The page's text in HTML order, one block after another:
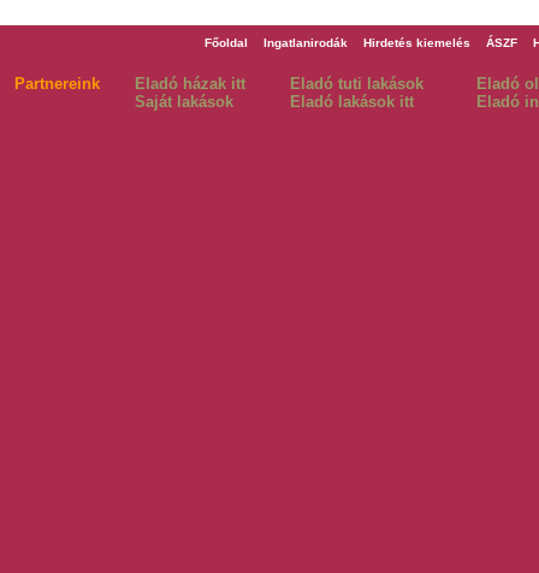
Főoldal Ingatlanirodák Hirdetés kiemelés ÁSZF
Partnereink Eladó házak itt Eladó tuti lakások
Eladó
Saját lakások
Eladó lakások itt Eladó